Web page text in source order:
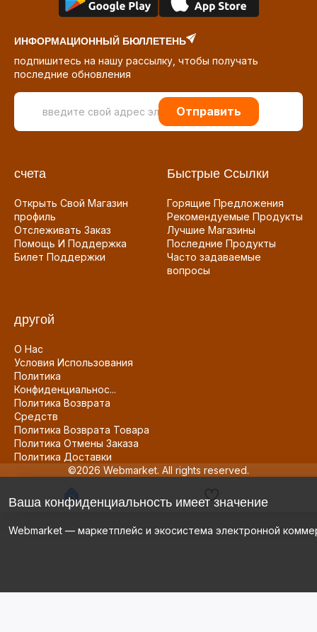
ИНФОРМАЦИОННЫЙ БЮЛЛЕТЕНЬ
подпишитесь на нашу рассылку, чтобы получать
последние обновления
Отправить
счета
Открыть Свой Магазин
профиль
Отслеживать Заказ
Помощь И Поддержка
Билет Поддержки
Быстрые Ссылки
Горящие Предложения
Рекомендуемые Продукты
Лучшие Магазины
Последние Продукты
Часто задаваемые
вопросы
другой
О Нас
Условия Использования
Политика
Конфиденциальнос...
Политика Возврата
Средств
Политика Возврата Товара
Политика Отмены Заказа
Политика Доставки
©2026 Webmarket. All rights reserved.
Ваша конфиденциальность имеет значение
Webmarket — маркетплейс и экосистема электронной